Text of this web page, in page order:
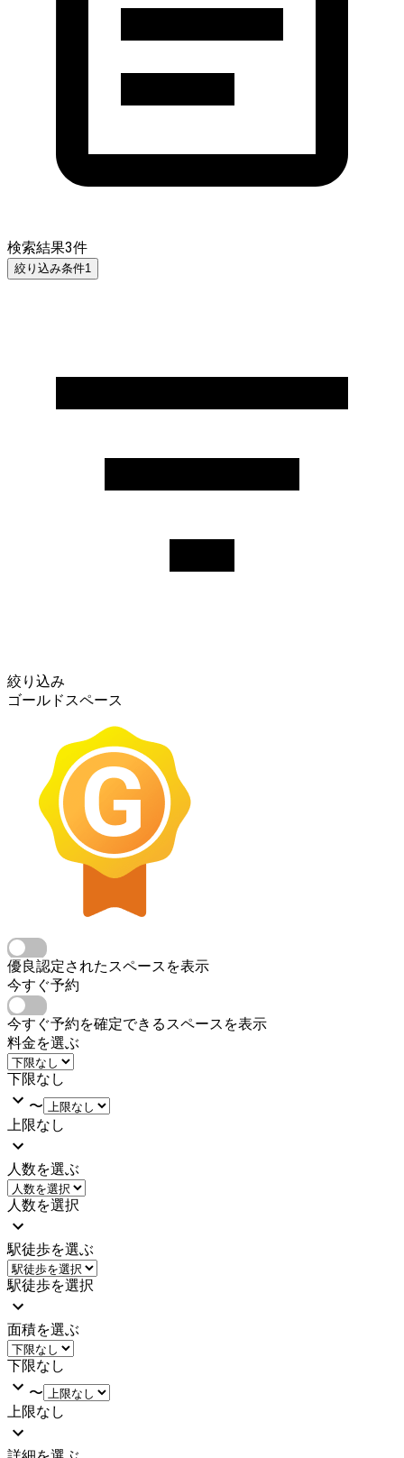
検索結果3件
絞り込み条件1
絞り込み
ゴールドスペース
優良認定されたスペースを表示
今すぐ予約
今すぐ予約を確定できるスペースを表示
料金を選ぶ
下限なし
〜
上限なし
人数を選ぶ
人数を選択
駅徒歩を選ぶ
駅徒歩を選択
面積を選ぶ
下限なし
〜
上限なし